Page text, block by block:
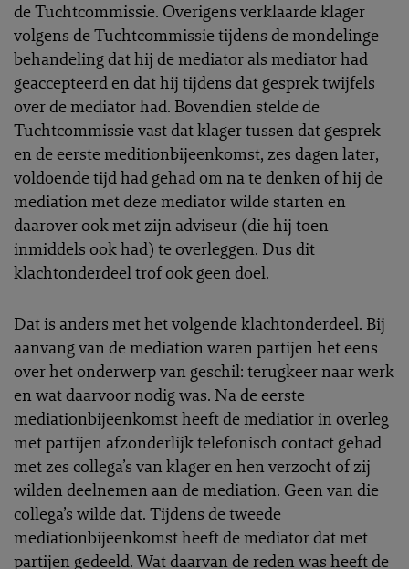
de Tuchtcommissie. Overigens verklaarde klager
volgens de Tuchtcommissie tijdens de mondelinge
behandeling dat hij de mediator als mediator had
geaccepteerd en dat hij tijdens dat gesprek twijfels
over de mediator had. Bovendien stelde de
Tuchtcommissie vast dat klager tussen dat gesprek
en de eerste meditionbijeenkomst, zes dagen later,
voldoende tijd had gehad om na te denken of hij de
mediation met deze mediator wilde starten en
daarover ook met zijn adviseur (die hij toen
inmiddels ook had) te overleggen. Dus dit
klachtonderdeel trof ook geen doel.
Dat is anders met het volgende klachtonderdeel. Bij
aanvang van de mediation waren partijen het eens
over het onderwerp van geschil: terugkeer naar werk
en wat daarvoor nodig was. Na de eerste
mediationbijeenkomst heeft de mediatior in overleg
met partijen afzonderlijk telefonisch contact gehad
met zes collega’s van klager en hen verzocht of zij
wilden deelnemen aan de mediation. Geen van die
collega’s wilde dat. Tijdens de tweede
mediationbijeenkomst heeft de mediator dat met
partijen gedeeld. Wat daarvan de reden was heeft de